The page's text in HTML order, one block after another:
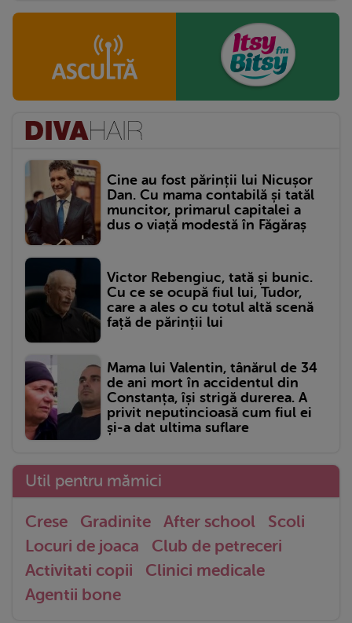
Cine au fost părinții lui Nicușor
Dan. Cu mama contabilă și tatăl
muncitor, primarul capitalei a
dus o viață modestă în Făgăraș
Victor Rebengiuc, tată și bunic.
Cu ce se ocupă fiul lui, Tudor,
care a ales o cu totul altă scenă
față de părinții lui
Mama lui Valentin, tânărul de 34
de ani mort în accidentul din
Constanța, își strigă durerea. A
privit neputincioasă cum fiul ei
și-a dat ultima suflare
Util pentru mămici
Crese Gradinite After school
Scoli
Locuri de joaca
Club de petreceri
Activitati copii
Clinici medicale
Agentii bone